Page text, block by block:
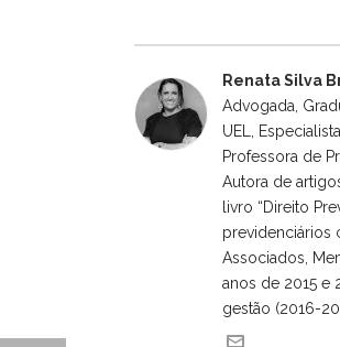
Renata Silva
Advogada,
UEL,
Professora de
Autora de
livro “Direito
previdenciários
Associados,
anos de 2015 e
gestão (2016-